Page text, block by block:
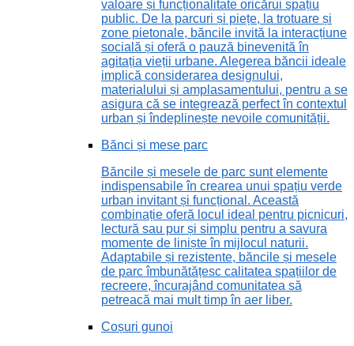
valoare și funcționalitate oricărui spațiu
public. De la parcuri și piețe, la trotuare și
zone pietonale, băncile invită la interacțiune
socială și oferă o pauză binevenită în
agitația vieții urbane. Alegerea băncii ideale
implică considerarea designului,
materialului și amplasamentului, pentru a se
asigura că se integrează perfect în contextul
urban și îndeplinește nevoile comunității.
Bănci și mese parc
Băncile și mesele de parc sunt elemente
indispensabile în crearea unui spațiu verde
urban invitant și funcțional. Această
combinație oferă locul ideal pentru picnicuri,
lectură sau pur și simplu pentru a savura
momente de liniște în mijlocul naturii.
Adaptabile și rezistente, băncile și mesele
de parc îmbunătățesc calitatea spațiilor de
recreere, încurajând comunitatea să
petreacă mai mult timp în aer liber.
Coșuri gunoi